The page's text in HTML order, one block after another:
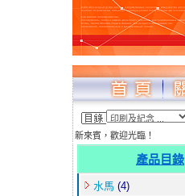
新來賓，歡迎光臨！
產品目錄
水馬 (4)